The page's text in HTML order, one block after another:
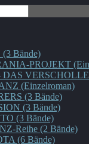
Bände)
PROJEKT
(Einzelroman)
(3 Bände)
(3 Bände)
(3 Bände)
Reihe (2 Bände)
(6 Bände)